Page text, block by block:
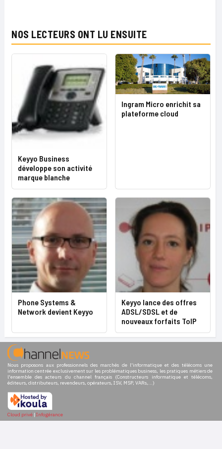
NOS LECTEURS ONT LU ENSUITE
Keyyo Business
développe son activité
marque blanche
Ingram Micro enrichit sa
plateforme cloud
Phone Systems &
Network devient Keyyo
Keyyo lance des offres
ADSL/SDSL et de
nouveaux forfaits ToIP
Nous proposons aux professionnels des marchés de l'informatique et des télécoms une
information centrée exclusivement sur les problématiques business, les pratiques métiers de
l'ensemble des acteurs du channel français (Constructeurs informatique et télécoms,
éditeurs, distributeurs, revendeurs, opérateurs, ISV, MSP, VARs,...)
Cloud privé | Infogérance